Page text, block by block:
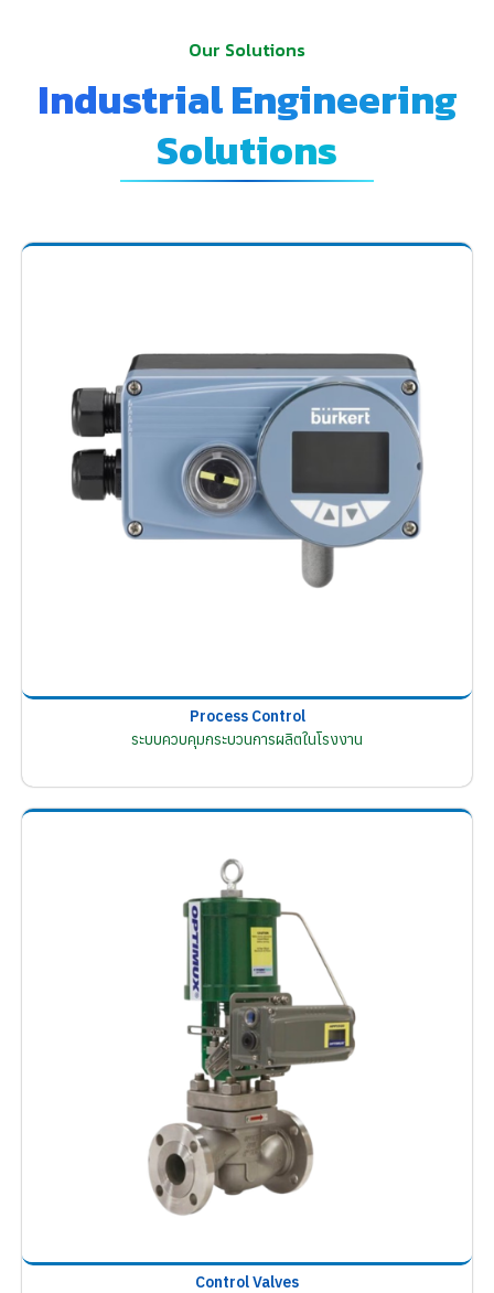
Our Solutions
Industrial Engineering
Solutions
Process Control
ระบบควบคุมกระบวนการผลิตในโรงงาน
Control Valves